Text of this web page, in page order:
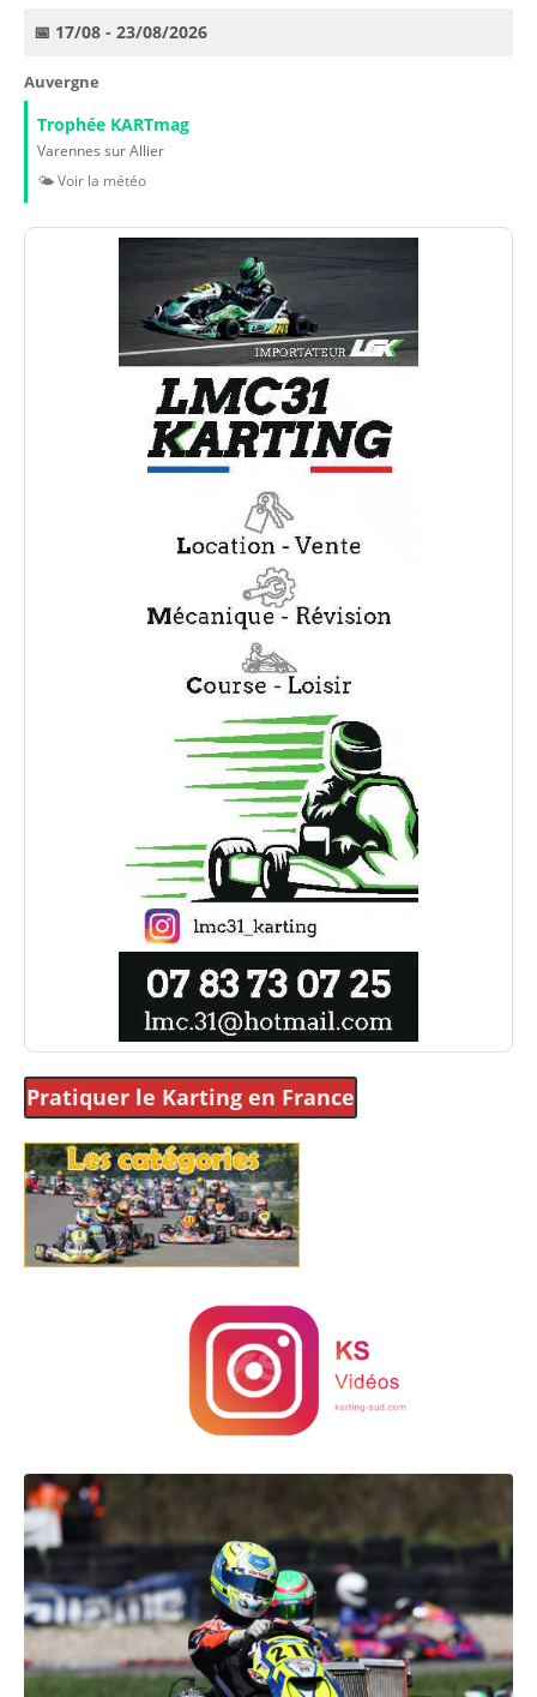
📅 17/08 - 23/08/2026
Auvergne
Trophée KARTmag
Varennes sur Allier
🌤️ Voir la météo
Pratiquer le Karting en France